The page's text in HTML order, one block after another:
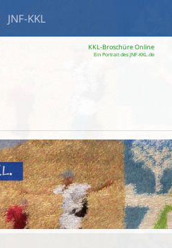
JNF-KKL
KKL-Broschüre Online
Ein Portrait des JNF-KKL.de